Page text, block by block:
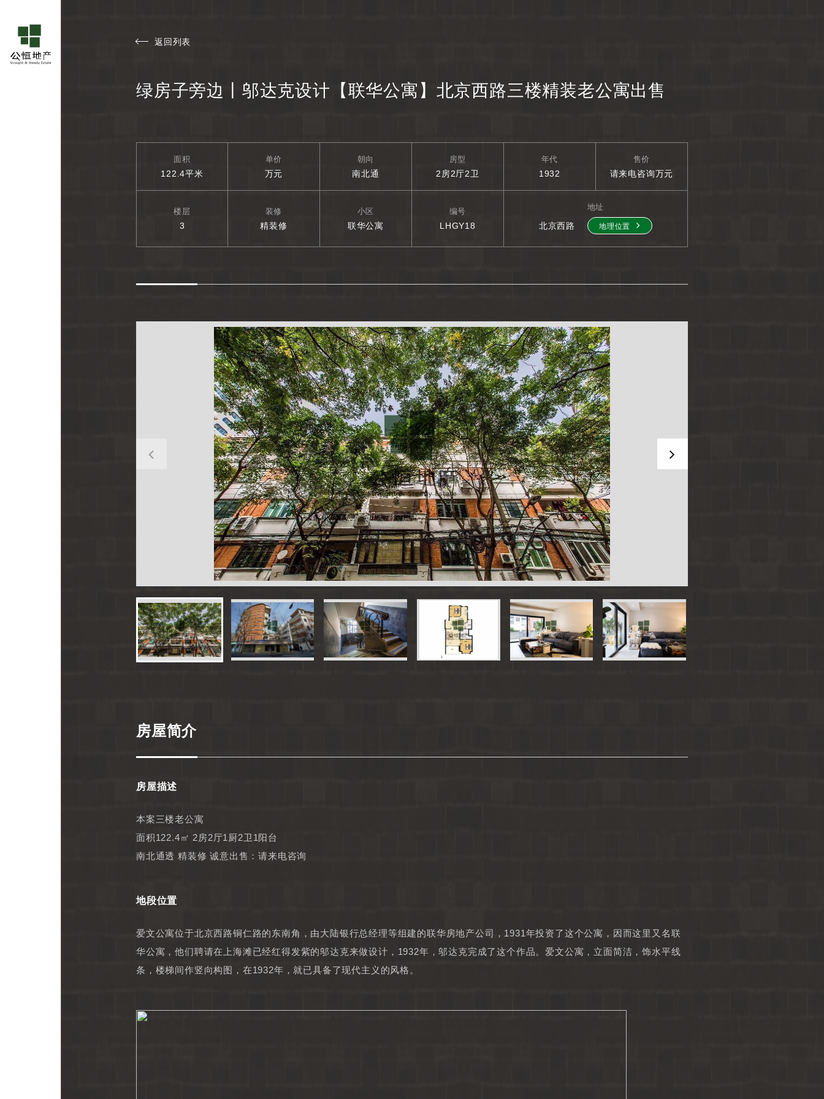
返回列表
绿房子旁边丨邬达克设计【联华公寓】北京西路三楼精装老公寓出售
面积
122.4平米
单价
万元
朝向
南北通
房型
2房2厅2卫
年代
1932
售价
请来电咨询万元
楼层
3
装修
精装修
小区
联华公寓
编号
LHGY18
地址
北京西路 地理位置
房屋简介
房屋描述
本案三楼老公寓
面积122.4㎡ 2房2厅1厨2卫1阳台
南北通透 精装修 诚意出售：请来电咨询
地段位置
爱文公寓位于北京西路铜仁路的东南角，由大陆银行总经理等组建的联华房地产公司，1931年投资了这个公寓，因而这里又名联
华公寓，他们聘请在上海滩已经红得发紫的邬达克来做设计，1932年，邬达克完成了这个作品。爱文公寓，立面简洁，饰水平线
条，楼梯间作竖向构图，在1932年，就已具备了现代主义的风格。